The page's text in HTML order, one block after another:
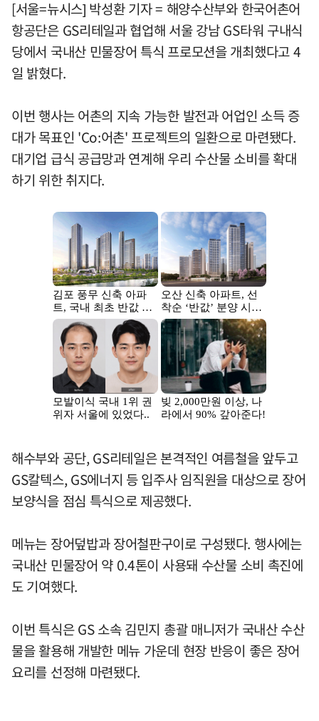
[서울=뉴시스] 박성환 기자 = 해양수산부와 한국어촌어
항공단은 GS리테일과 협업해 서울 강남 GS타워 구내식
당에서 국내산 민물장어 특식 프로모션을 개최했다고 4
일 밝혔다.
이번 행사는 어촌의 지속 가능한 발전과 어업인 소득 증
대가 목표인 'Co:어촌' 프로젝트의 일환으로 마련됐다.
대기업 급식 공급망과 연계해 우리 수산물 소비를 확대
하기 위한 취지다.
해수부와 공단, GS리테일은 본격적인 여름철을 앞두고
GS칼텍스, GS에너지 등 입주사 임직원을 대상으로 장어
보양식을 점심 특식으로 제공했다.
메뉴는 장어덮밥과 장어철판구이로 구성됐다. 행사에는
국내산 민물장어 약 0.4톤이 사용돼 수산물 소비 촉진에
도 기여했다.
이번 특식은 GS 소속 김민지 총괄 매니저가 국내산 수산
물을 활용해 개발한 메뉴 가운데 현장 반응이 좋은 장어
요리를 선정해 마련됐다.